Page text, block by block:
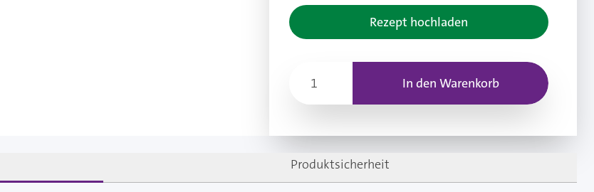
Rezept hochladen
In den Warenkorb
Produktsicherheit